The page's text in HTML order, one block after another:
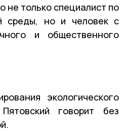
не только специалист по
среды, но и человек с
и общественного
экологического
говорит без